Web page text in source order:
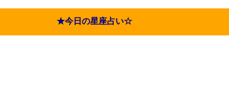
★今日の星座占い☆